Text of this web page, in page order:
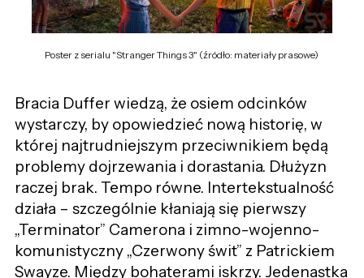
Poster z serialu "Stranger Things 3" (źródło: materiały prasowe)
Bracia Duffer wiedzą, że osiem odcinków
wystarczy, by opowiedzieć nową historię, w
której najtrudniejszym przeciwnikiem będą
problemy dojrzewania i dorastania. Dłużyzn
raczej brak. Tempo równe. Intertekstualność
działa – szczególnie kłaniają się pierwszy
„Terminator” Camerona i zimno-wojenno-
komunistyczny „Czerwony świt” z Patrickiem
Swayze. Między bohaterami iskrzy. Jedenastka